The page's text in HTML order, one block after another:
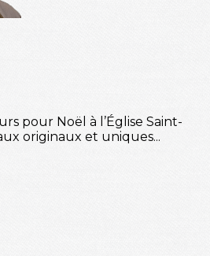
pour Noël à l’Église Saint-
originaux et uniques...